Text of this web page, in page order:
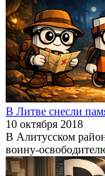
В Литве снесли
10 октября 2018
В Алитусском
воину-